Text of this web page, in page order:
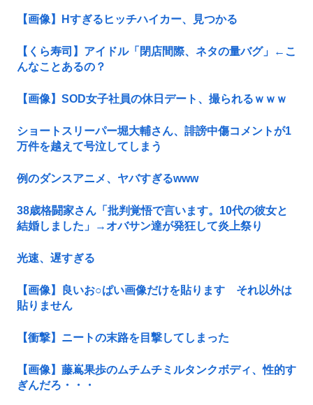
【画像】Hすぎるヒッチハイカー、見つかる
【くら寿司】アイドル「閉店間際、ネタの量バグ」←こ
んなことあるの？
【画像】SOD女子社員の休日デート、撮られるｗｗｗ
ショートスリーパー堀大輔さん、誹謗中傷コメントが1
万件を越えて号泣してしまう
例のダンスアニメ、ヤバすぎるwww
38歳格闘家さん「批判覚悟で言います。10代の彼女と
結婚しました」→オバサン達が発狂して炎上祭り
光速、遅すぎる
【画像】良いお○ぱい画像だけを貼ります それ以外は
貼りません
【衝撃】ニートの末路を目撃してしまった
【画像】藤嶌果歩のムチムチミルタンクボディ、性的す
ぎんだろ・・・